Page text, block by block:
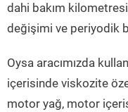
dahi bakım
değişimi ve periyodik
Oysa aracımızda
içerisinde viskozite
motor yağ, motor